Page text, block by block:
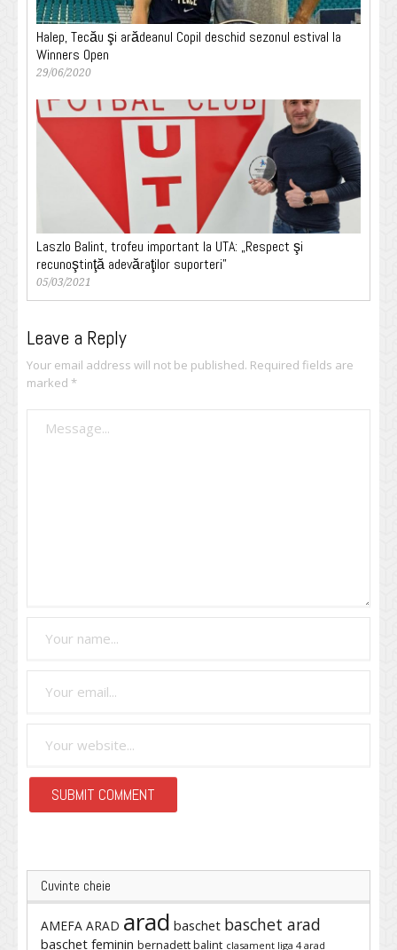
Halep, Tecău şi arădeanul Copil deschid sezonul estival la
Winners Open
29/06/2020
Laszlo Balint, trofeu important la UTA: „Respect şi
recunoştinţă adevăraţilor suporteri”
05/03/2021
Leave a Reply
Your email address will not be published. Required fields are
marked *
Cuvinte cheie
AMEFA ARAD arad baschet baschet arad
baschet feminin bernadett balint clasament liga 4 arad